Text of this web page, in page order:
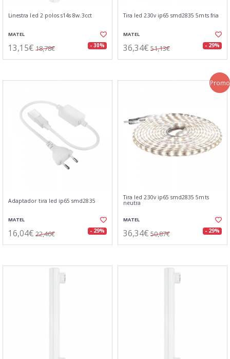
Linestra led 2 polos s14s 8w.3cct
MATEL
13,15€ 18,78€ - 30%
Tira led 230v ip65 smd2835 5mts fria
MATEL
36,34€ 51,13€ - 29%
Adaptador tira led ip65 smd2835
MATEL
16,04€ 22,46€ - 29%
Promo
Tira led 230v ip65 smd2835 5mts
neutra
MATEL
36,34€ 50,87€ - 29%